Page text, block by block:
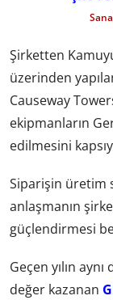
Şirketten
üzerinden
Causeway
ekipmanların
edilmesini
Siparişin üretim
anlaşmanın
güçlendirmesi
Geçen yılın
değer kazanan